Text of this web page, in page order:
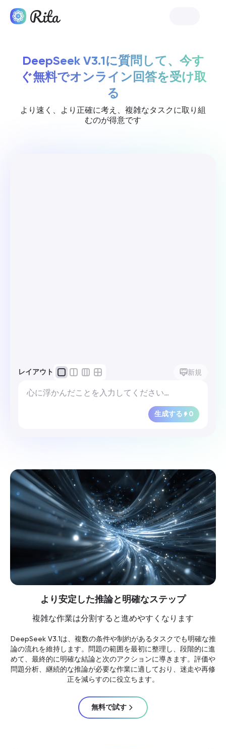
DeepSeek V3.1に質問して、今す
ぐ無料でオンライン回答を受け取
る
より速く、より正確に考え、複雑なタスクに取り組
むのが得意です
レイアウト 新規
生成する 0
より安定した推論と明確なステップ
複雑な作業は分割すると進めやすくなります
DeepSeek V3.1は、複数の条件や制約があるタスクでも明確な推
論の流れを維持します。問題の範囲を最初に整理し、段階的に進
めて、最終的に明確な結論と次のアクションに導きます。評価や
問題分析、継続的な推論が必要な作業に適しており、迷走や再修
正を減らすのに役立ちます。
無料で試す